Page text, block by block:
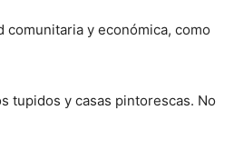
y económica, como
tupidos y casas pintorescas. No